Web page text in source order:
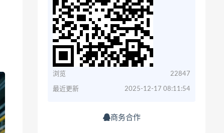
浏览 22847
最近更新 2025-12-17 08:11:54
商务合作